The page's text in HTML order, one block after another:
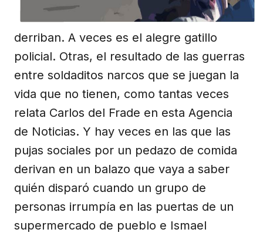
derriban. A veces es el alegre gatillo
policial. Otras, el resultado de las guerras
entre soldaditos narcos que se juegan la
vida que no tienen, como tantas veces
relata Carlos del Frade en esta Agencia
de Noticias. Y hay veces en las que las
pujas sociales por un pedazo de comida
derivan en un balazo que vaya a saber
quién disparó cuando un grupo de
personas irrumpía en las puertas de un
supermercado de pueblo e Ismael